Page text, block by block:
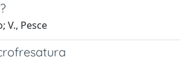
V., Pesce